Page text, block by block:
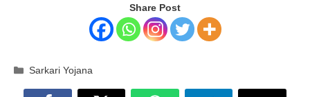
Share Post
Categories
Sarkari Yojana